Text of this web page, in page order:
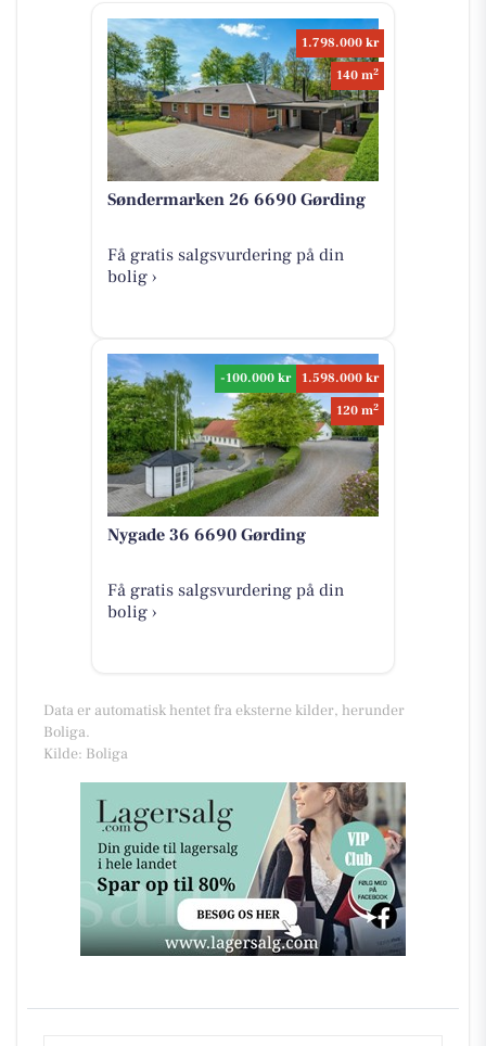
1.798.000 kr
140 m2
Søndermarken 26 6690 Gørding
Få gratis salgsvurdering på din
bolig ›
-100.000 kr
1.598.000 kr
120 m2
Nygade 36 6690 Gørding
Få gratis salgsvurdering på din
bolig ›
Data er automatisk hentet fra eksterne kilder, herunder
Boliga.
Kilde: Boliga